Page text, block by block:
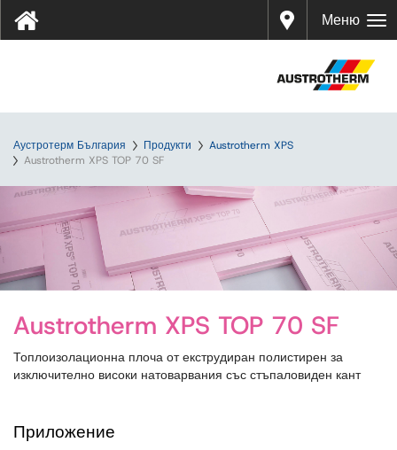
Дистр
ибуто
Меню
Аустротерм България Продукти
Austrotherm XPS
Austrotherm XPS TOP 70 SF
Austrotherm XPS TOP 70 SF
Топлоизолационна плоча от екструдиран полистирен за
изключително високи натоварвания със стъпаловиден кант
Приложение